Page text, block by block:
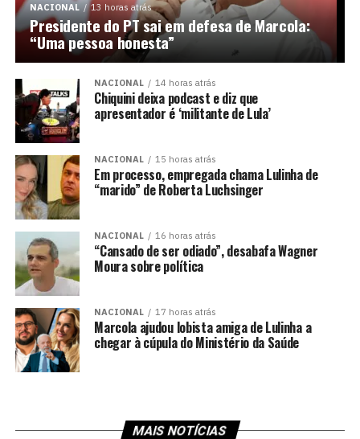
NACIONAL 13 horas atrás
Presidente do PT sai em defesa de Marcola:
“Uma pessoa honesta”
NACIONAL 14 horas atrás
Chiquini deixa podcast e diz que
apresentador é ‘militante de Lula’
NACIONAL 15 horas atrás
Em processo, empregada chama Lulinha de
“marido” de Roberta Luchsinger
NACIONAL 16 horas atrás
“Cansado de ser odiado”, desabafa Wagner
Moura sobre política
NACIONAL 17 horas atrás
Marcola ajudou lobista amiga de Lulinha a
chegar à cúpula do Ministério da Saúde
MAIS NOTÍCIAS